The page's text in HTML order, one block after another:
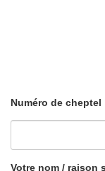
Numéro de cheptel
Votre nom / raison